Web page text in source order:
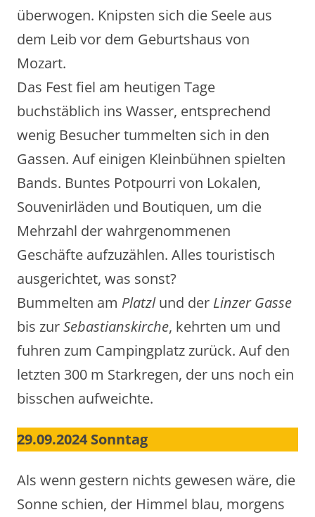
überwogen. Knipsten sich die Seele aus
dem Leib vor dem Geburtshaus von
Mozart.
Das Fest fiel am heutigen Tage
buchstäblich ins Wasser, entsprechend
wenig Besucher tummelten sich in den
Gassen. Auf einigen Kleinbühnen spielten
Bands. Buntes Potpourri von Lokalen,
Souvenirläden und Boutiquen, um die
Mehrzahl der wahrgenommenen
Geschäfte aufzuzählen. Alles touristisch
ausgerichtet, was sonst?
Bummelten am Platzlund der Linzer Gasse
bis zurSebastianskirche, kehrten um und
fuhren zum Campingplatz zurück. Auf den
letzten 300 m Starkregen, der uns noch ein
bisschen aufweichte.
29.09.2024 Sonntag
Als wenn gestern nichts gewesen wäre, die
Sonne schien, der Himmel blau, morgens